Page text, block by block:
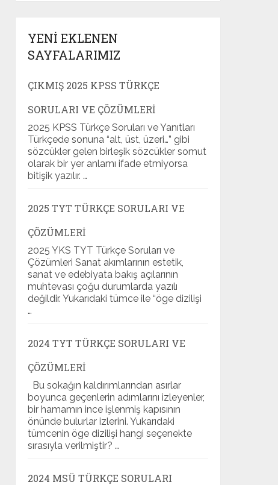
YENI EKLENEN
SAYFALARIMIZ
ÇIKMIŞ 2025 KPSS TÜRKÇE
SORULARI VE ÇÖZÜMLERI
2025 KPSS Türkçe Soruları ve Yanıtları
Türkçede sonuna “alt, üst, üzeri…” gibi
sözcükler gelen birleşik sözcükler somut
olarak bir yer anlamı ifade etmiyorsa
bitişik yazılır. …
2025 TYT TÜRKÇE SORULARI VE
ÇÖZÜMLERI
2025 YKS TYT Türkçe Soruları ve
Çözümleri Sanat akımlarının estetik,
sanat ve edebiyata bakış açılarının
muhtevası çoğu durumlarda yazılı
değildir. Yukarıdaki tümce ile “öge dizilişi
…
2024 TYT TÜRKÇE SORULARI VE
ÇÖZÜMLERI
Bu sokağın kaldırımlarından asırlar
boyunca geçenlerin adımlarını izleyenler,
bir hamamın ince işlenmiş kapısının
önünde bulurlar izlerini. Yukarıdaki
tümcenin öge dizilişi hangi seçenekte
sırasıyla verilmiştir? …
2024 MSÜ TÜRKÇE SORULARI